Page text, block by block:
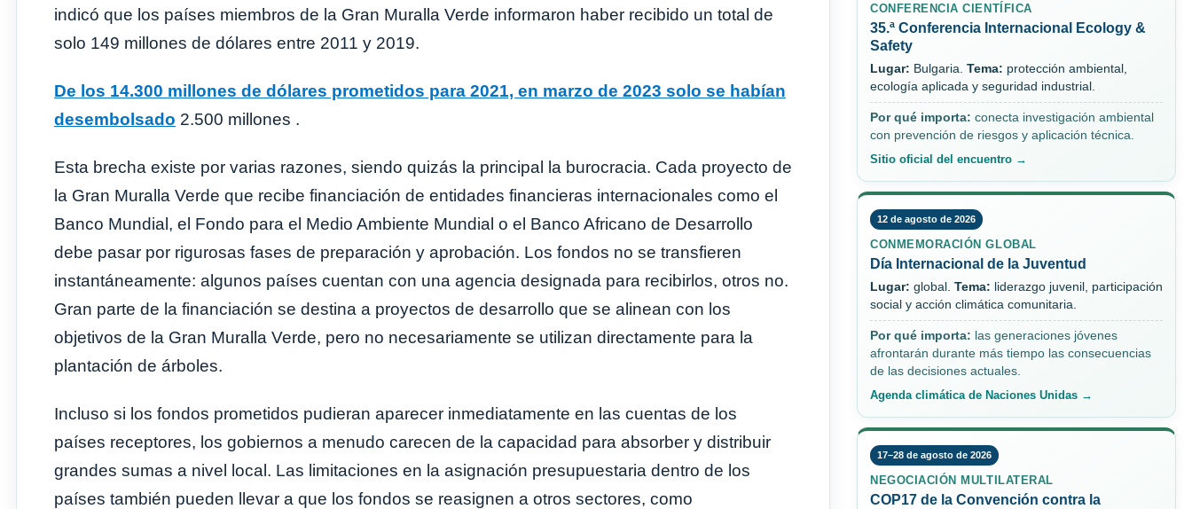
indicó que los países miembros de la Gran Muralla Verde informaron haber recibido un total de
solo 149 millones de dólares entre 2011 y 2019.
De los 14.300 millones de dólares prometidos para 2021, en marzo de 2023 solo se habían
desembolsado 2.500 millones .
Esta brecha existe por varias razones, siendo quizás la principal la burocracia. Cada proyecto de
la Gran Muralla Verde que recibe financiación de entidades financieras internacionales como el
Banco Mundial, el Fondo para el Medio Ambiente Mundial o el Banco Africano de Desarrollo
debe pasar por rigurosas fases de preparación y aprobación. Los fondos no se transfieren
instantáneamente: algunos países cuentan con una agencia designada para recibirlos, otros no.
Gran parte de la financiación se destina a proyectos de desarrollo que se alinean con los
objetivos de la Gran Muralla Verde, pero no necesariamente se utilizan directamente para la
plantación de árboles.
Incluso si los fondos prometidos pudieran aparecer inmediatamente en las cuentas de los
países receptores, los gobiernos a menudo carecen de la capacidad para absorber y distribuir
grandes sumas a nivel local. Las limitaciones en la asignación presupuestaria dentro de los
países también pueden llevar a que los fondos se reasignen a otros sectores, como
CONFERENCIA CIENTÍFICA
35.ª Conferencia Internacional Ecology &
Safety
Lugar: Bulgaria. Tema: protección ambiental,
ecología aplicada y seguridad industrial.
Por qué importa: conecta investigación ambiental
con prevención de riesgos y aplicación técnica.
Sitio oficial del encuentro →
12 de agosto de 2026
CONMEMORACIÓN GLOBAL
Día Internacional de la Juventud
Lugar: global. Tema: liderazgo juvenil, participación
social y acción climática comunitaria.
Por qué importa: las generaciones jóvenes
afrontarán durante más tiempo las consecuencias
de las decisiones actuales.
Agenda climática de Naciones Unidas →
17–28 de agosto de 2026
NEGOCIACIÓN MULTILATERAL
COP17 de la Convención contra la